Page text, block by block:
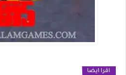
اقرا ايضا